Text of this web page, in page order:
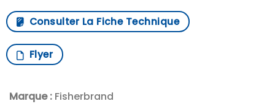
Consulter La Fiche Technique
Flyer
Marque : Fisherbrand